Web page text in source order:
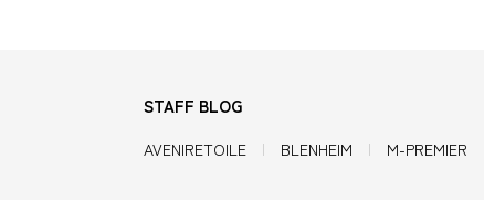
STAFF BLOG
AVENIRETOILE BLENHEIM M-PREMIER